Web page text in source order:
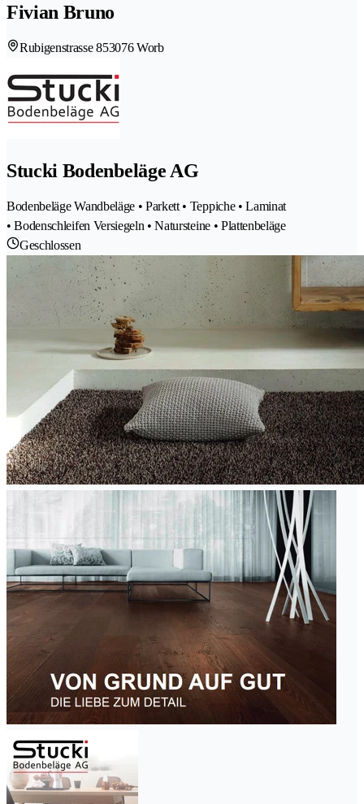
Fivian Bruno
Rubigenstrasse 853076 Worb
Stucki Bodenbeläge AG
Bodenbeläge Wandbeläge • Parkett • Teppiche • Laminat
• Bodenschleifen Versiegeln • Natursteine • Plattenbeläge
Geschlossen